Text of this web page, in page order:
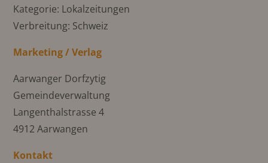
Kategorie: Lokalzeitungen
Verbreitung: Schweiz
Marketing / Verlag
Aarwanger Dorfzytig
Gemeindeverwaltung
Langenthalstrasse 4
4912 Aarwangen
Kontakt